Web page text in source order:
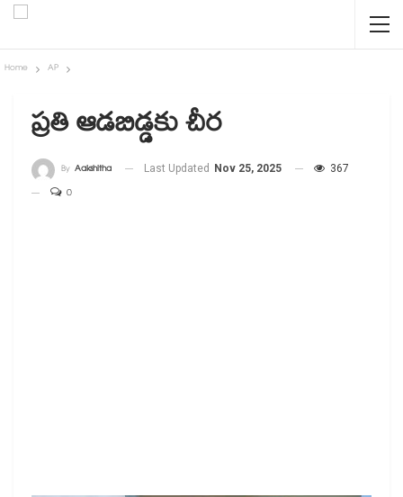
Home AP
ప్రతి ఆడబిడ్డకు చీర
By Aakshitha Last Updated Nov 25, 2025 367
0